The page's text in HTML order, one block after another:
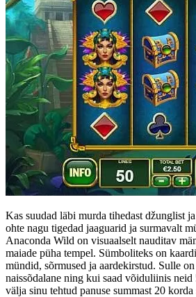
Kas suudad läbi murda tihedast džunglist
ohte nagu tigedad jaaguarid ja surmavalt
Anaconda Wild on visuaalselt nauditav
maiade püha tempel. Sümboliteks on
mündid, sõrmused ja aardekirstud. Sulle
naissõdalane ning kui saad võiduliinis
välja sinu tehtud panuse summast 20